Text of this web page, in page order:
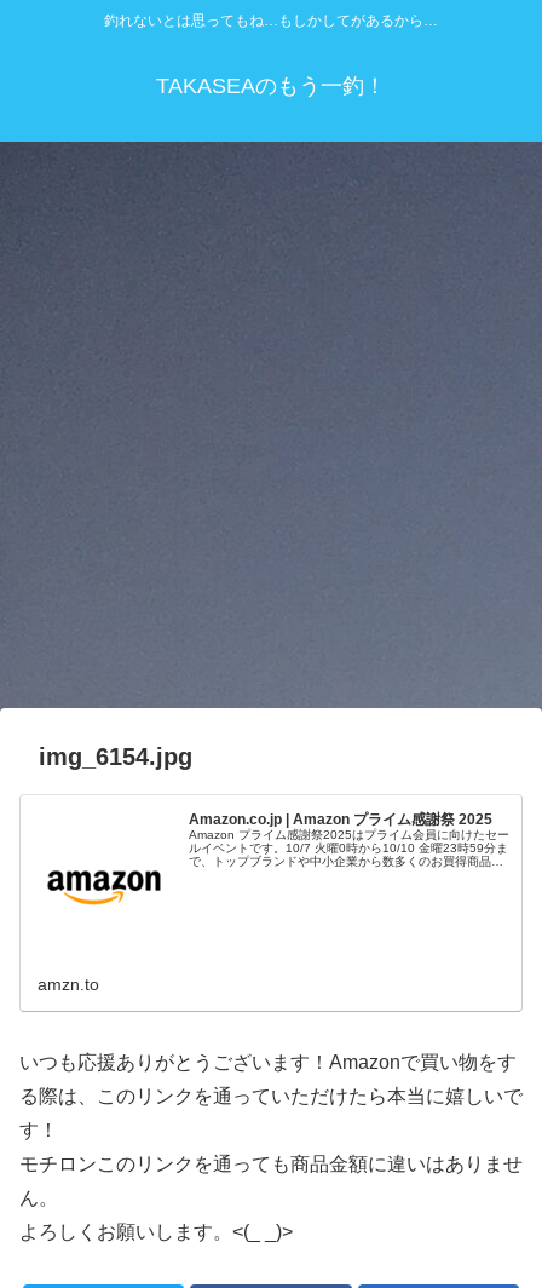
釣れないとは思ってもね…もしかしてがあるから…
TAKASEAのもう一釣！
img_6154.jpg
Amazon.co.jp | Amazon プライム感謝祭 2025
Amazon プライム感謝祭2025はプライム会員に向けたセー
ルイベントです。10/7 火曜0時から10/10 金曜23時59分ま
で、トップブランドや中小企業から数多くのお買得商品が
amzn.to
いつも応援ありがとうございます！Amazonで買い物をす
る際は、このリンクを通っていただけたら本当に嬉しいで
す！
モチロンこのリンクを通っても商品金額に違いはありませ
ん。
よろしくお願いします。<(_ _)>